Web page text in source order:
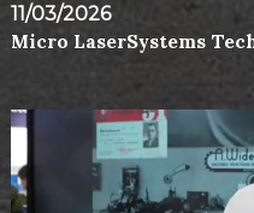
11/03/2026
Micro LaserSystems